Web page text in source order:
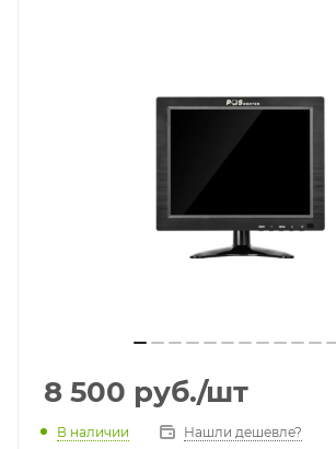
8 500 руб./шт
В наличии Нашли дешевле?